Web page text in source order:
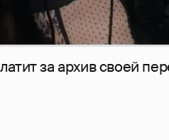
за архив своей